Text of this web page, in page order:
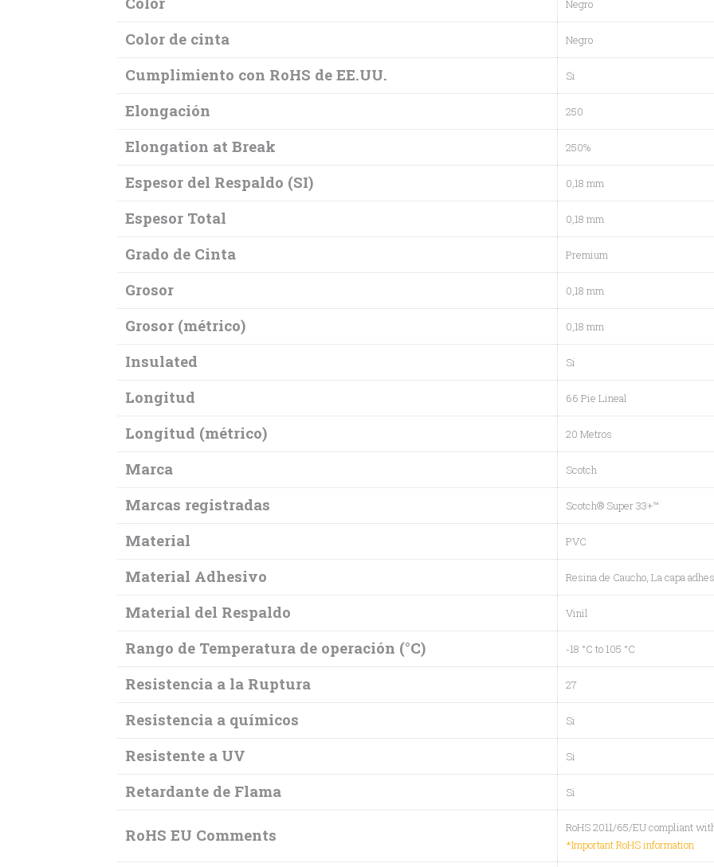
Negro
Color de cinta Negro
Cumplimiento con RoHS de EE.UU. Si
Elongación 250
Elongation at Break 250%
Espesor del Respaldo (SI) 0,18 mm
Espesor Total 0,18 mm
Grado de Cinta Premium
Grosor 0,18 mm
Grosor (métrico) 0,18 mm
Insulated Si
Longitud 66 Pie Lineal
Longitud (métrico) 20 Metros
Marca Scotch
Marcas registradas Scotch® Super 33+™
Material PVC
Material Adhesivo Resina de Caucho, La capa
Material del Respaldo Vinil
Rango de Temperatura de operación (°C) -18 °C to 105 °C
Resistencia a la Ruptura 27
Resistencia a químicos Si
Resistente a UV Si
Retardante de Flama Si
RoHS EU Comments
RoHS 2011/65/EU compliant
*Important RoHS information